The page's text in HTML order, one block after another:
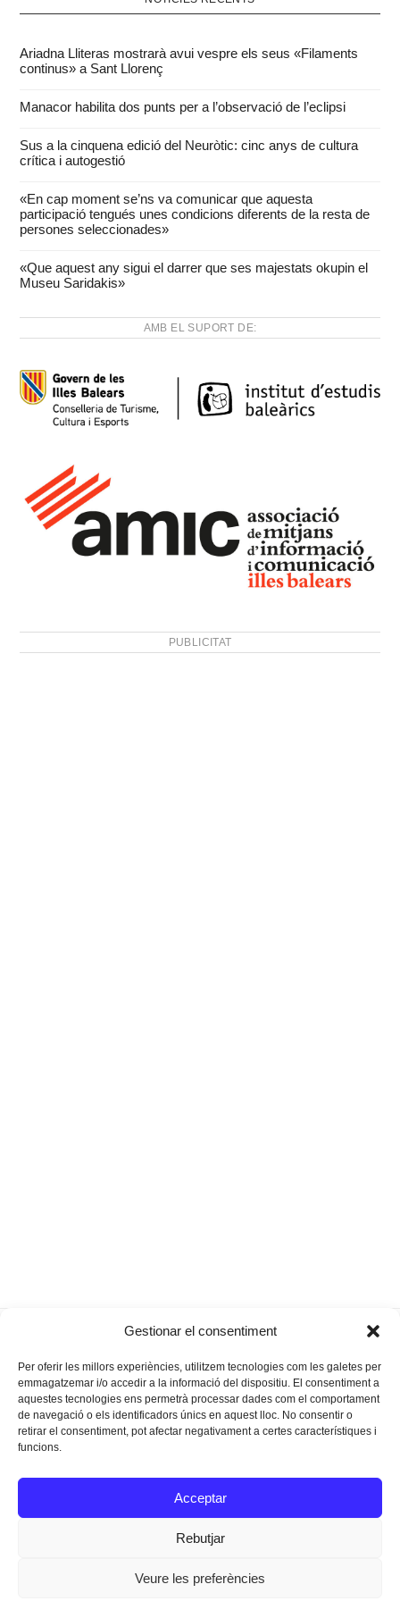
Gestionar el consentiment
Per oferir les millors experiències, utilitzem tecnologies com les galetes per
emmagatzemar i/o accedir a la informació del dispositiu. El consentiment a
aquestes tecnologies ens permetrà processar dades com el comportament
de navegació o els identificadors únics en aquest lloc. No consentir o
retirar el consentiment, pot afectar negativament a certes característiques i
funcions.
Acceptar
Rebutjar
Veure les preferències
Ariadna Lliteras mostrarà avui vespre els seus «Filaments
continus» a Sant Llorenç
Manacor habilita dos punts per a l’observació de l’eclipsi
Sus a la cinquena edició del Neuròtic: cinc anys de cultura
crítica i autogestió
«En cap moment se’ns va comunicar que aquesta
participació tengués unes condicions diferents de la resta de
persones seleccionades»
«Que aquest any sigui el darrer que ses majestats okupin el
Museu Saridakis»
AMB EL SUPORT DE:
PUBLICITAT
next
Instagram
Facebook
Twitter
Texts Legals